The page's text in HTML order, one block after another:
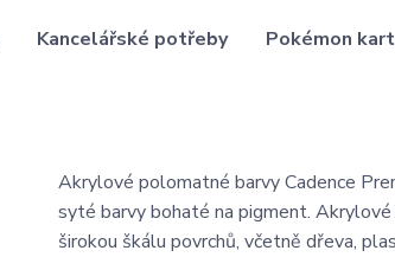
Kancelářské potřeby Pokémon
Akrylové polomatné barvy Cadence
syté barvy bohaté na pigment. Akrylové
širokou škálu povrchů, včetně dřeva,